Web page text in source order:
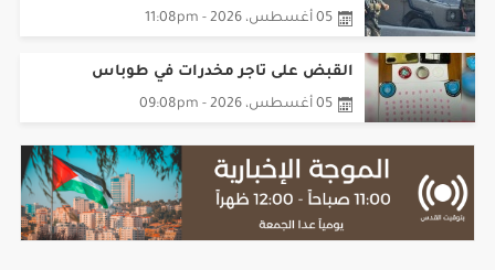
05 أغسطس، 2026 - 11:08pm
القبض على تاجر مخدرات في طوباس
05 أغسطس، 2026 - 09:08pm